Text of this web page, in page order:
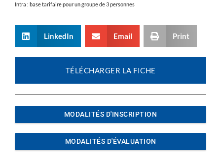
Intra : base tarifaire pour un groupe de 3 personnes
LinkedIn Email Print
TÉLÉCHARGER LA FICHE
MODALITÉS D'INSCRIPTION
MODALITÉS D'ÉVALUATION